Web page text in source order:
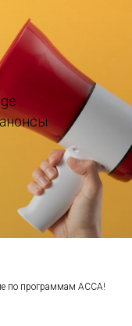
по программам ACCA!